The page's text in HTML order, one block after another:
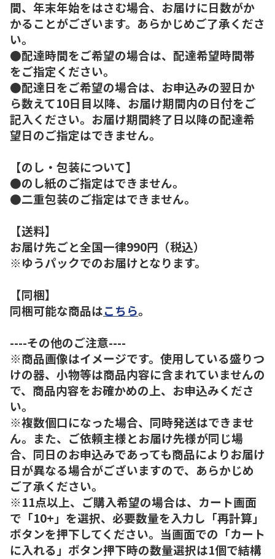
間、年末年始をはさむ場合、お届けに日数がか
かることがございます。あらかじめご了承くださ
い。
●配達時間をご希望の場合は、配達希望時間帯
をご指定ください。
●配達日をご希望の場合は、お申込みの翌日か
ら数えて10日目以降、お届け期間内の日付をご
記入ください。お届け期間終了日以降の配達希
望日のご指定はできません。
【のし・包装について】
●のし紙のご指定はできません。
●二重包装のご指定はできません。
【送料】
お届け先ごと全国一律990円（税込）
※ゆうパックでのお届けとなります。
【同梱】
同梱可能な商品はこちら。
----その他のご注意----
※商品画像はイメージです。使用している盛りつ
けの器、小物等は商品内容に含まれていませんの
で、商品内容をお確かめの上、お申込みくださ
い。
※複数個口になった場合、同時発送はできませ
ん。また、ご依頼主様とお届け先様が同じ場
合、同日のお申込みであっても商品によりお届け
日が異なる場合がございますので、あらかじめ
ご了承ください。
※11点以上、ご購入希望の場合は、カート画面
で「10+」を選択、必要数量を入力し「再計算」
ボタンを押下してください。当画面での「カート
に入れる」ボタン押下時の数量選択は1個で結構